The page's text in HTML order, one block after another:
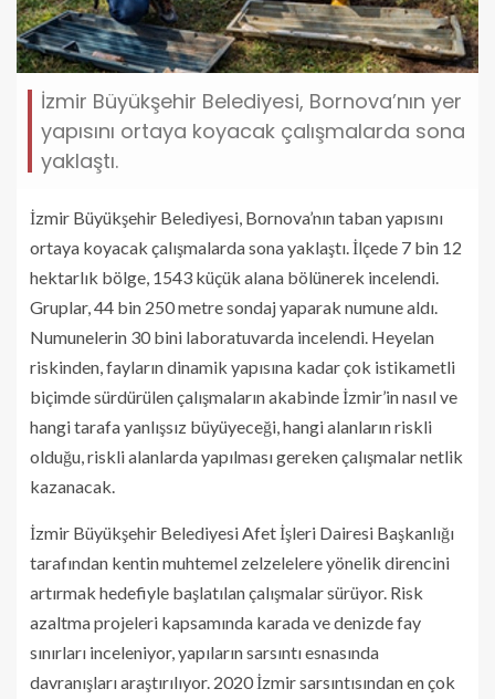
İzmir Büyükşehir Belediyesi, Bornova’nın yer
yapısını ortaya koyacak çalışmalarda sona
yaklaştı.
İzmir Büyükşehir Belediyesi, Bornova’nın taban yapısını
ortaya koyacak çalışmalarda sona yaklaştı. İlçede 7 bin 12
hektarlık bölge, 1543 küçük alana bölünerek incelendi.
Gruplar, 44 bin 250 metre sondaj yaparak numune aldı.
Numunelerin 30 bini laboratuvarda incelendi. Heyelan
riskinden, fayların dinamik yapısına kadar çok istikametli
biçimde sürdürülen çalışmaların akabinde İzmir’in nasıl ve
hangi tarafa yanlışsız büyüyeceği, hangi alanların riskli
olduğu, riskli alanlarda yapılması gereken çalışmalar netlik
kazanacak.
İzmir Büyükşehir Belediyesi Afet İşleri Dairesi Başkanlığı
tarafından kentin muhtemel zelzelelere yönelik direncini
artırmak hedefiyle başlatılan çalışmalar sürüyor. Risk
azaltma projeleri kapsamında karada ve denizde fay
sınırları inceleniyor, yapıların sarsıntı esnasında
davranışları araştırılıyor. 2020 İzmir sarsıntısından en çok